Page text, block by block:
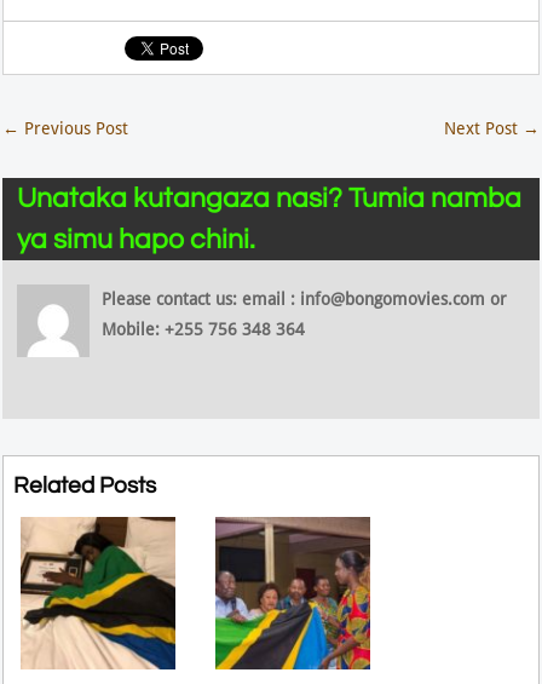
← Previous Post Next Post →
Unataka kutangaza nasi? Tumia namba
ya simu hapo chini.
Please contact us: email : info@bongomovies.com or
Mobile: +255 756 348 364
Related Posts